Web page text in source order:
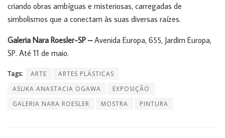
criando obras ambíguas e misteriosas, carregadas de
simbolismos que a conectam às suas diversas raízes.
Galeria Nara Roesler-SP –Avenida Europa, 655, Jardim Europa,
SP. Até 11 de maio.
Tags: ARTE
ARTES PLÁSTICAS
ASUKA ANASTACIA OGAWA
EXPOSIÇÃO
GALERIA NARA ROESLER
MOSTRA PINTURA